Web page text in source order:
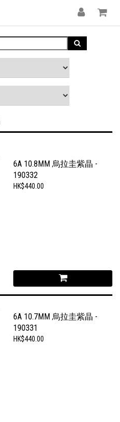
6A 10.8MM 烏拉圭紫晶 -
190332
HK$440.00
6A 10.7MM 烏拉圭紫晶 -
190331
HK$440.00